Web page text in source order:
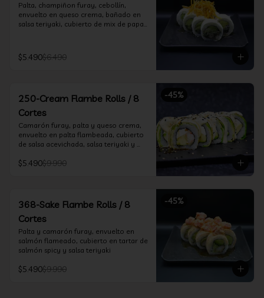
Palta, champiñon furay, cebollín,
envuelto en queso crema, bañado en
salsa teriyaki, cubierto de mix de papas
$5.490$6.490
-45%
250-Cream Flambe Rolls / 8
Cortes
Camarón furay, palta y queso crema,
envuelto en palta flambeada, cubierto
de salsa acevichada, salsa teriyaki y
$5.490$9.990
-45%
368-Sake Flambe Rolls / 8
Cortes
Palta y camarón furay, envuelto en
salmón flameado, cubierto en tartar de
salmón spicy y salsa teriyaki
$5.490$9.990